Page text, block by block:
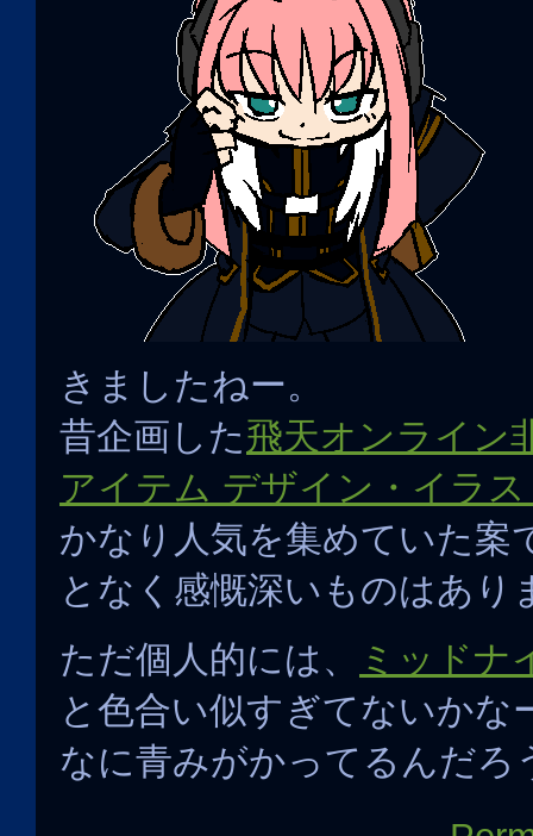
きましたねー。
昔企画した飛天オンライ
アイテム デザイン・イラ
かなり人気を集めていた案
となく感慨深いものはあり
ただ個人的には、
ミッドナ
と色合い似すぎてないか
なに青みがかってるんだろ